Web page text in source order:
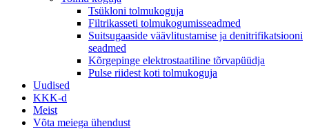
Tsükloni tolmukoguja
Filtrikasseti tolmukogumisseadmed
Suitsugaaside väävlitustamise ja denitrifikatsiooni
seadmed
Kõrgepinge elektrostaatiline tõrvapüüdja
Pulse riidest koti tolmukoguja
Uudised
KKK-d
Meist
Võta meiega ühendust